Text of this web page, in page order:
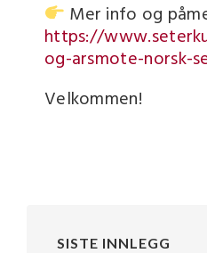
Mer info og
https://
og-arsmote-norsk-
Velkommen!
SISTE INNLEGG